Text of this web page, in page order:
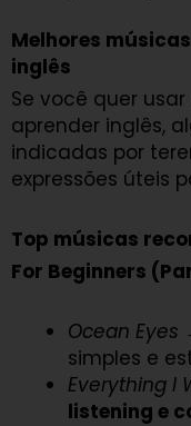
Melhores
inglês
Se você quer
aprender inglês,
indicadas por
expressões úteis
Top músicas
For Beginners
Ocean Eyes
simples e
Everything I
listening e